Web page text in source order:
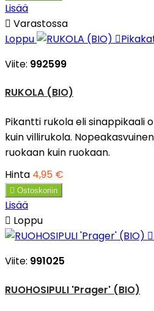
Lisää
 Varastossa
Loppu

Viite: 992599
RUKOLA (BIO)
Pikantti rukola eli sinappikaali
kuin villirukola.
ruokaan kuin ruokaan.
Hinta 4,95 €
 Ostoskoriin
Lisää
 Loppu

Viite: 991025
RUOHOSIPULI 'Prager' (BIO)